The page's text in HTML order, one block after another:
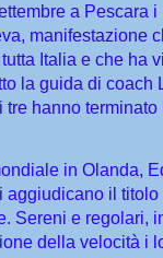
a Pescara i
manifestazione
Italia e che ha
la guida di coach
tre hanno terminato
in Olanda,
aggiudicano il
Sereni e regolari,
della velocità i